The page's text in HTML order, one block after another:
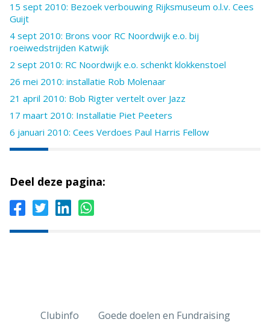
15 sept 2010: Bezoek verbouwing Rijksmuseum o.l.v. Cees
Guijt
4 sept 2010: Brons voor RC Noordwijk e.o. bij
roeiwedstrijden Katwijk
2 sept 2010: RC Noordwijk e.o. schenkt klokkenstoel
26 mei 2010: installatie Rob Molenaar
21 april 2010: Bob Rigter vertelt over Jazz
17 maart 2010: Installatie Piet Peeters
6 januari 2010: Cees Verdoes Paul Harris Fellow
Deel deze pagina:
Clubinfo Goede doelen en Fundraising